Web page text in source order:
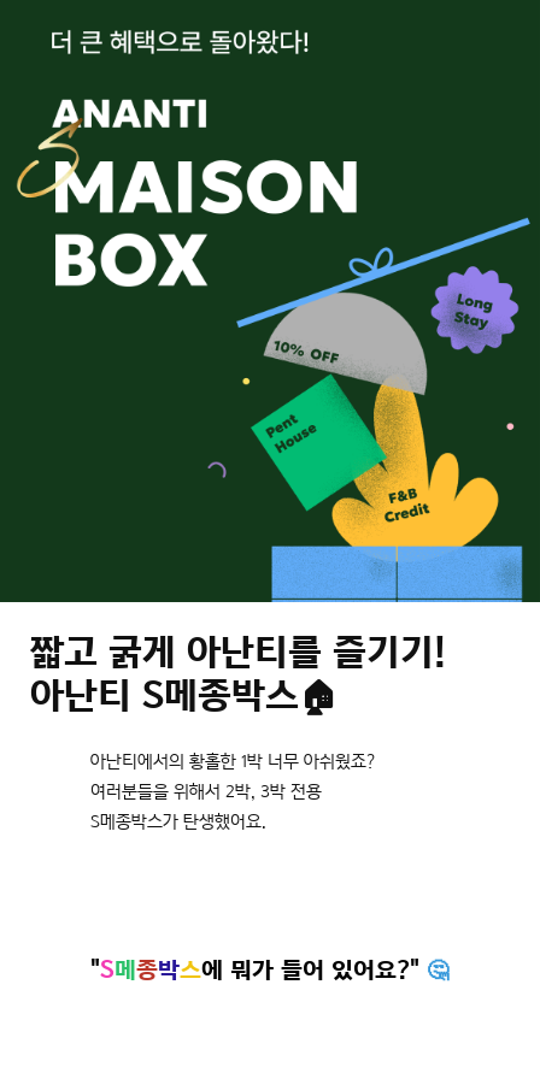
짧고 굵게 아난티를 즐기기!
아난티 S메종박스🏠
아난티에서의 황홀한 1박 너무 아쉬웠죠?
여러분들을 위해서 2박, 3박 전용
S메종박스가 탄생했어요.
"S메종박스에 뭐가 들어 있어요?" 🤔